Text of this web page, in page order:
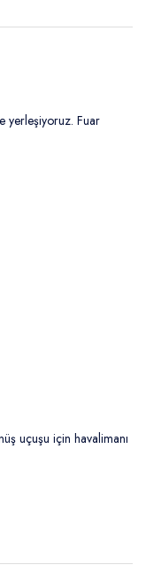
yerleşiyoruz. Fuar
uçuşu için havalimanı